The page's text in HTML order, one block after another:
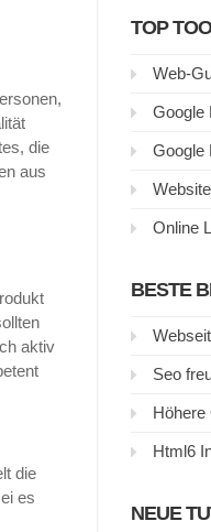
die
aus
aktiv
die
es
TOP
Web-
Google
Google
Online
BESTE
Seo
Höhere
Html6
NEUE